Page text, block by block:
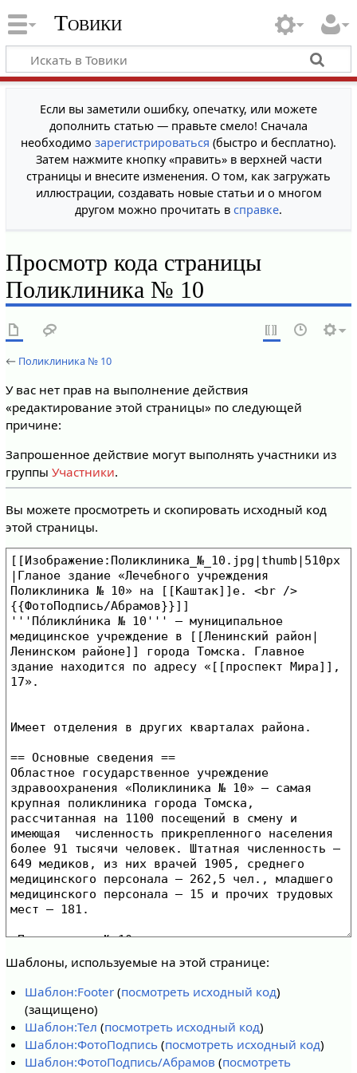
Товики
Если вы заметили ошибку, опечатку, или можете
дополнить статью — правьте смело! Сначала
необходимо зарегистрироваться (быстро и бесплатно).
Затем нажмите кнопку «править» в верхней части
страницы и внесите изменения. О том, как загружать
иллюстрации, создавать новые статьи и о многом
другом можно прочитать в справке.
Просмотр кода страницы
Поликлиника № 10
← Поликлиника № 10
У вас нет прав на выполнение действия
«редактирование этой страницы» по следующей
причине:
Запрошенное действие могут выполнять участники из
группы Участники.
Вы можете просмотреть и скопировать исходный код
этой страницы.
Шаблоны, используемые на этой странице:
Шаблон:Footer (посмотреть исходный код)
(защищено)
Шаблон:Тел (посмотреть исходный код)
Шаблон:ФотоПодпись (посмотреть исходный код)
Шаблон:ФотоПодпись/Абрамов (посмотреть